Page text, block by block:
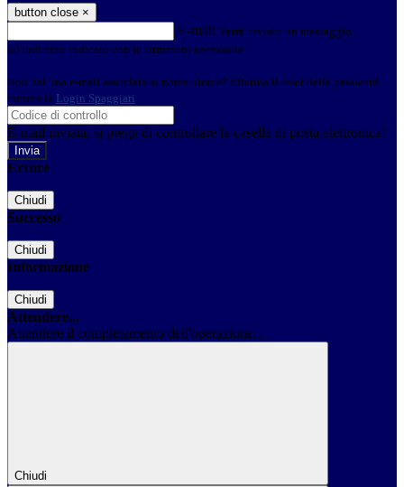
button close ×
E-mail Verrà inviato un messaggio
all'indirizzo indicato con le istruzioni necessarie.
Non hai una e-mail associata al nome utente? Effettua il reset della password
tramite la Login Spaggiari
E-mail inviata, si prega di controllare la casella di posta elettronica!
Errore
Chiudi
Successo
Chiudi
Informazione
Chiudi
Attendere...
Attendere il completamento dell'operazione...
Chiudi